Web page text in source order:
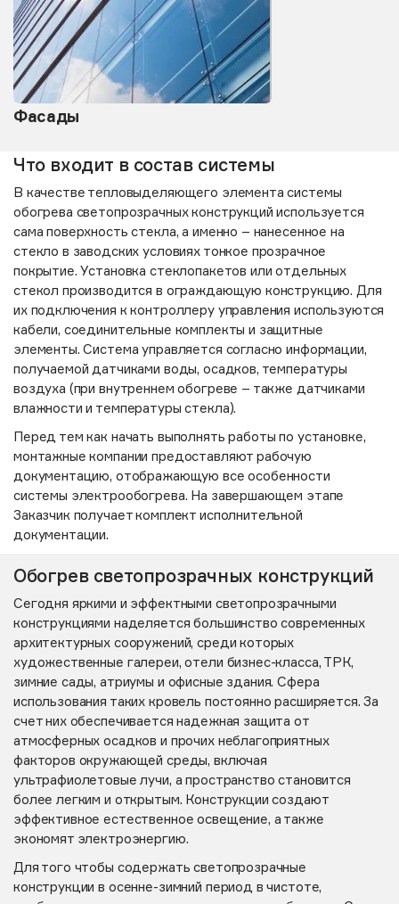
Фасады
Что входит в состав системы
В качестве тепловыделяющего элемента системы
обогрева светопрозрачных конструкций используется
сама поверхность стекла, а именно – нанесенное на
стекло в заводских условиях тонкое прозрачное
покрытие. Установка стеклопакетов или отдельных
стекол производится в ограждающую конструкцию. Для
их подключения к контроллеру управления используются
кабели, соединительные комплекты и защитные
элементы. Система управляется согласно информации,
получаемой датчиками воды, осадков, температуры
воздуха (при внутреннем обогреве – также датчиками
влажности и температуры стекла).
Перед тем как начать выполнять работы по установке,
монтажные компании предоставляют рабочую
документацию, отображающую все особенности
системы электрообогрева. На завершающем этапе
Заказчик получает комплект исполнительной
документации.
Обогрев светопрозрачных конструкций
Сегодня яркими и эффектными светопрозрачными
конструкциями наделяется большинство современных
архитектурных сооружений, среди которых
художественные галереи, отели бизнес-класса, ТРК,
зимние сады, атриумы и офисные здания. Сфера
использования таких кровель постоянно расширяется. За
счет них обеспечивается надежная защита от
атмосферных осадков и прочих неблагоприятных
факторов окружающей среды, включая
ультрафиолетовые лучи, а пространство становится
более легким и открытым. Конструкции создают
эффективное естественное освещение, а также
экономят электроэнергию.
Для того чтобы содержать светопрозрачные
конструкции в осенне-зимний период в чистоте,